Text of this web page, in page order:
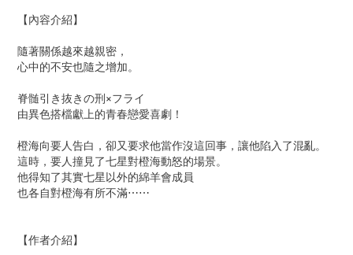
【內容介紹】
隨著關係越來越親密，
心中的不安也隨之增加。
脊髄引き抜きの刑×フライ
由異色搭檔獻上的青春戀愛喜劇！
橙海向要人告白，卻又要求他當作沒這回事，讓他陷入了混亂。
這時，要人撞見了七星對橙海動怒的場景。
他得知了其實七星以外的綿羊會成員
也各自對橙海有所不滿⋯⋯
【作者介紹】